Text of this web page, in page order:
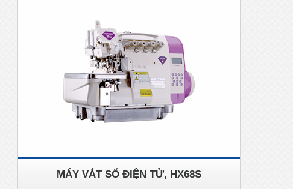
MÁY VẮT SỔ ĐIỆN TỬ, HX68S